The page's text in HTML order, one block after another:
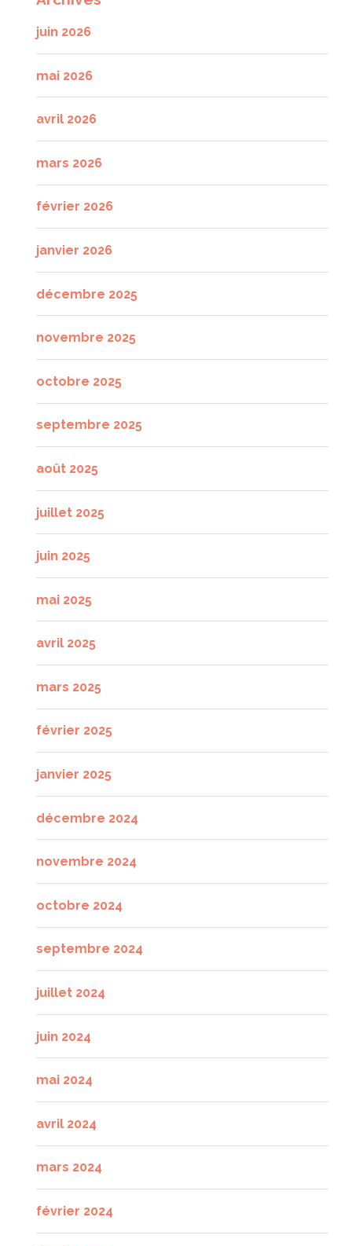
juin 2026
mai 2026
avril 2026
mars 2026
février 2026
janvier 2026
décembre 2025
novembre 2025
octobre 2025
septembre 2025
août 2025
juillet 2025
juin 2025
mai 2025
avril 2025
mars 2025
février 2025
janvier 2025
décembre 2024
novembre 2024
octobre 2024
septembre 2024
juillet 2024
juin 2024
mai 2024
avril 2024
mars 2024
février 2024